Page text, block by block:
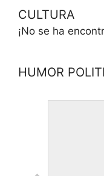
CULTURA
¡No se ha
HUMOR